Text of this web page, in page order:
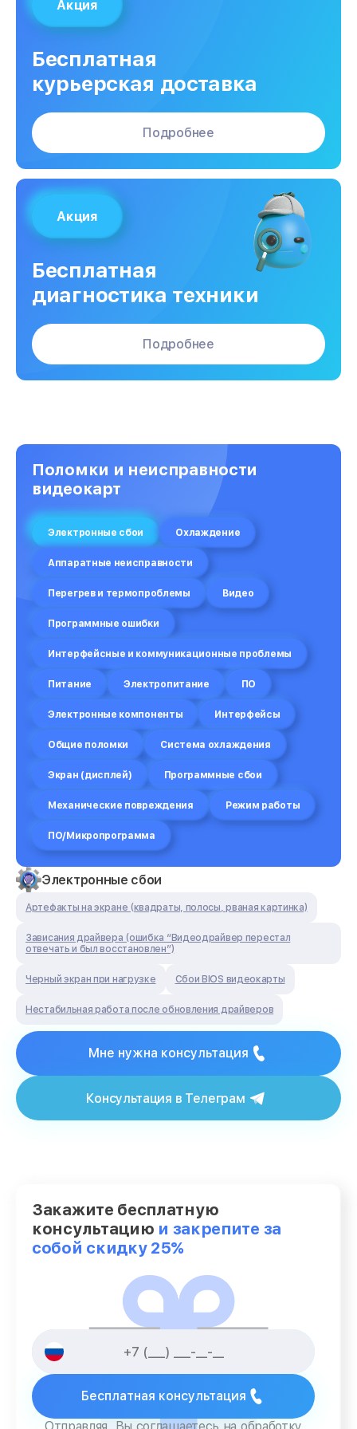
Акция
Бесплатная
курьерская доставка
Подробнее
Акция
Бесплатная
диагностика техники
Подробнее
Поломки и неисправности
видеокарт
Электронные сбои Охлаждение
Аппаратные неисправности
Перегрев и термопроблемы Видео
Программные ошибки
Интерфейсные и коммуникационные проблемы
Питание Электропитание ПО
Электронные компоненты Интерфейсы
Общие поломки Система охлаждения
Экран (дисплей) Программные сбои
Механические повреждения Режим работы
ПО/Микропрограмма
Электронные сбои
Артефакты на экране (квадраты, полосы, рваная картинка)
Зависания драйвера (ошибка “Видеодрайвер перестал
отвечать и был восстановлен”)
Черный экран при нагрузке Сбои BIOS видеокарты
Нестабильная работа после обновления драйверов
Мне нужна консультация
Консультация в Телеграм
Закажите бесплатную
консультацию и закрепите за
собой скидку 25%
Бесплатная консультация